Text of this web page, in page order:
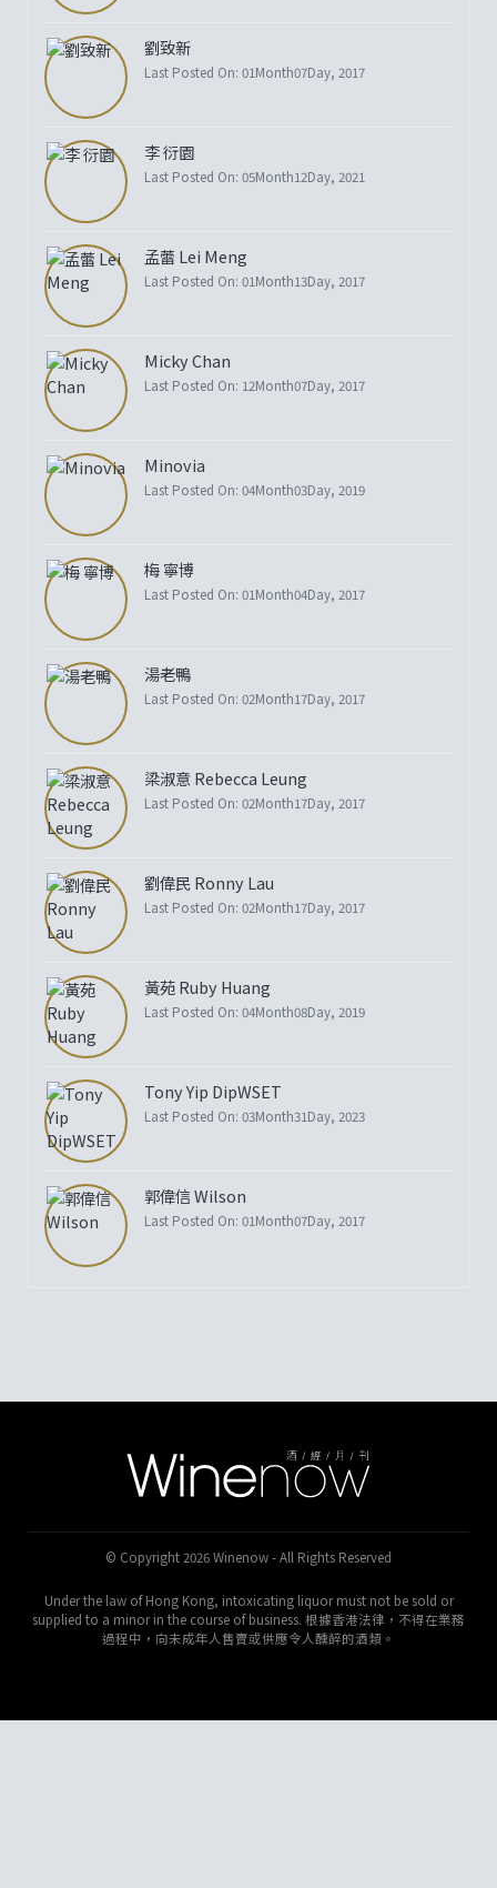
劉致新
Last Posted On: 01Month07Day, 2017
李 衍園
Last Posted On: 05Month12Day, 2021
孟蕾 Lei Meng
Last Posted On: 01Month13Day, 2017
Micky Chan
Last Posted On: 12Month07Day, 2017
Minovia
Last Posted On: 04Month03Day, 2019
梅 寧博
Last Posted On: 01Month04Day, 2017
湯老鴨
Last Posted On: 02Month17Day, 2017
梁淑意 Rebecca Leung
Last Posted On: 02Month17Day, 2017
劉偉民 Ronny Lau
Last Posted On: 02Month17Day, 2017
黃苑 Ruby Huang
Last Posted On: 04Month08Day, 2019
Tony Yip DipWSET
Last Posted On: 03Month31Day, 2023
郭偉信 Wilson
Last Posted On: 01Month07Day, 2017
© Copyright 2026 Winenow - All Rights Reserved
Under the law of Hong Kong, intoxicating liquor must not be sold or
supplied to a minor in the course of business. 根據香港法律，不得在業務
過程中，向未成年人售賣或供應令人醺醉的酒類。